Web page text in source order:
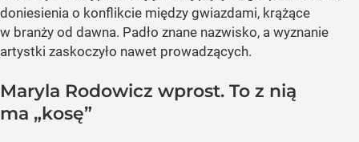
doniesienia o konflikcie między gwiazdami, krążące
w branży od dawna. Padło znane nazwisko, a wyznanie
artystki zaskoczyło nawet prowadzących.
Maryla Rodowicz wprost. To z nią
ma „kosę”